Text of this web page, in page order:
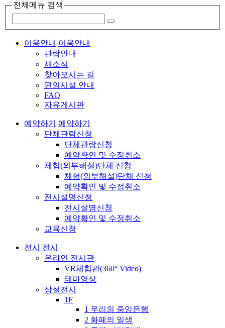
전체메뉴 검색
이용안내 이용안내
관람안내
새소식
찾아오시는 길
편의시설 안내
FAQ
자유게시판
예약하기
예약하기
단체관람신청
단체관람신청
예약확인 및 수정취소
체험(외부해설)단체 신청
체험(외부해설)단체 신청
예약확인 및 수정취소
전시설명신청
전시설명신청
예약확인 및 수정취소
교육신청
전시
전시
온라인 전시관
VR체험관(360° Video)
테마영상
상설전시
1F
1 우리의 중앙은행
2 화폐의 일생